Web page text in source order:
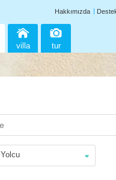
Hakkımızda
villa tur
Yolcu